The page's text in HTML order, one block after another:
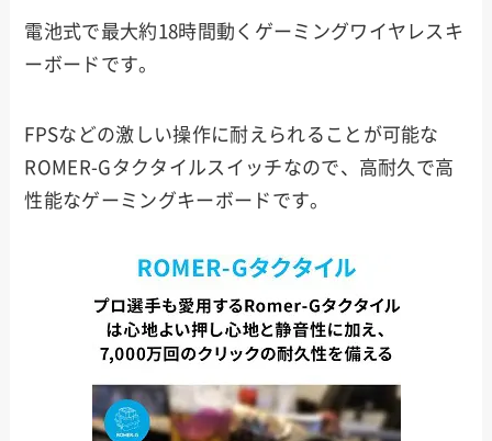
電池式で最大約18時間動くゲーミングワイヤレスキ
ーボードです。
FPSなどの激しい操作に耐えられることが可能な
ROMER-Gタクタイルスイッチなので、高耐久で高
性能なゲーミングキーボードです。